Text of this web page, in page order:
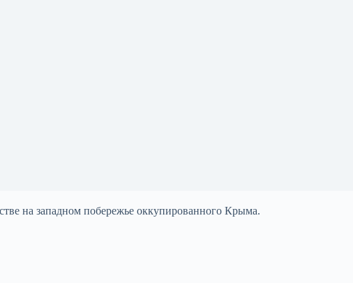
на западном побережье оккупированного Крыма.